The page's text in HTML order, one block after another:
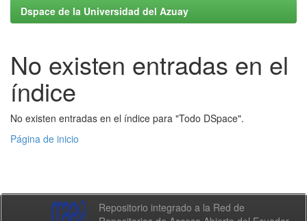
Dspace de la Universidad del Azuay
No existen entradas en el
índice
No existen entradas en el índice para "Todo DSpace".
Página de inicio
Repositorio integrado a la Red de